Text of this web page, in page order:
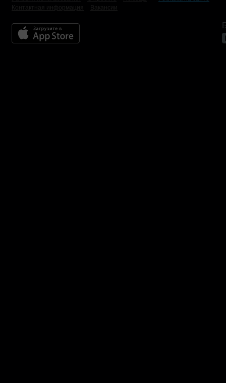
Контактная информация
Вакансии